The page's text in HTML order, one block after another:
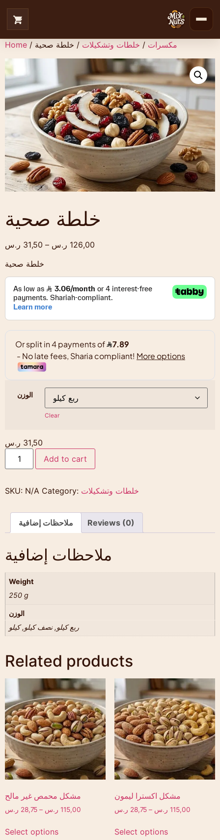
Home / مكسرات / خلطات وتشكيلات / خلطة صحية
خلطة صحية
31,50 ر.س – 126,00 ر.س
خلطة صحية
الوزن
Clear
31,50 ر.س
Add to cart
SKU: N/A Category: خلطات وتشكيلات
ملاحظات إضافية Reviews (0)
ملاحظات إضافية
Weight
250 g
الوزن
ربع كيلو, نصف كيلو, كيلو
Related products
مشكل محمص غير مالح
28,75 ر.س – 115,00 ر.س
Select options
مشكل اكسترا ليمون
28,75 ر.س – 115,00 ر.س
Select options